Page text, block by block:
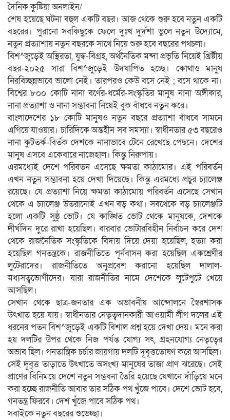
দৈনিক কুষ্টিয়া অনলাইন/
শেষ হয়েছে ঘটনা বহুল একটি বছর। আজ থেকে শুরু হবে নতুন একটি
বছরের। পুরানো সবকিছুকে ফেলে দুঃখ দুর্দশা ভুলে নতুন উদ্যোমে,
নতুন প্রত্যাশায় নতুন বছরকে সাথে নিয়ে শুরু হবে বছরের পথচলা।
বিশ^জুড়েই অস্থিরতা, যুদ্ধ-বিগ্রহ, অর্থনৈতিক মন্দা প্রভৃতি নিয়েই খ্রিষ্টীয়
বছর-২০২৫ সারা বিশ^জুড়েই উদযাপিত হচ্ছে। কোথাও মানুষ
নিরবিচ্ছন্নভাবে ভালো নেই। তারপরও কেউ বসে নেই ; বসে থাকে না।
বিশ্বের ৮০০ কোটি নানা বর্ণের-ধর্মের-সংস্কৃতির মানুষ নানা অঙ্গীকার,
নানা প্রত্যাশা ও নানা সম্ভাবনা নিয়েই বুক বাঁধবে নতুন করে।
বাংলাদেশের ১৮ কোটি মানুষও নতুন বছরে প্রত্যাশা বাঁধবে সামনে
এগিয়ে যাওয়ার। চারিদিকে অন্তহীন সব সমস্যা। স্বাধীনতার ৫৩ বছরেও
নানা কুটতর্ক-বির্তক দেশকে নানাভাবে টেনে রেখেছে পেছনে। দেশের
মানুষ এসবে একেবারে নাজেহাল। কিন্তু নিরুপায়।
এরমধ্যেই দেশে পরিবতন এসেছে ক্ষমতা কাঠামোর। এই পরিবর্তন
এখন নতুন সম্ভাবনা হয়ে দেখা দিয়েছে। কিন্তু এরমধ্যে প্রচুর চ্যালেঞ্জ
রয়েছে। যে প্রত্যাশা নিয়ে ক্ষমতা কাঠামোয় পরিবর্তন এসেছে সেখান
থেকে এ চ্যালেঞ্জ উতরানোই এখন বড় কথা। সবথেকে বড় চ্যালেঞ্জটি
হলো একটি সুষ্ঠু ভোট। যে কাঙ্খিত ভোট থেকে মানুষকে, দেশকে
দীর্ঘদিন দুরে রাখা হয়েছিল। বারবার ভোটারবিহীন নির্বাচন করে দেশ
থেকে রাজনৈতিক সংস্কৃতিকে বিদায় দিয়ে দেয়া হয়েছিল, হত্যা করা
হয়েছিল গনতন্ত্রকে। রাজনীতিতে পূর্নবাসন করা হয়েছিল একশ্রেণীর
লুটেরাদের। রাজনীতিতে অনুপ্রবেশ করানো হয়েছিল দালাল-
মধ্যসত্বভোগীদের। যারা রাজনীতির নামে দেশেকে লুটেপুটে খেয়ে
আসছিল।
সেখান থেকে ছাত্র-জনতার এক অভাবনীয় আন্দোলনে স্বৈরশাসক
উৎখাত হয়ে যায়। স্বাধীনতার নেতৃত্বদানকারী আওয়ামী লীগ দলের এই
ধরনের পতন বিশ^জুড়েই একটি বিশাল প্রশ্ন হয়ে দেখা দেয়। মনে করা
হয় দলটির উপর থেকে নিজ পর্যন্ত যোগ্য সৎ, গ্রহনযোগ্য নেতৃত্বের
অভাব ছিল। গনতান্ত্রিক চর্চার জায়গায় দলটি দূবৃত্ততোষণ করে আসছিল।
সেই ‍দূবৃত্ত তাড়াতে উৎখাতে অসংখ্য মানুষের তাজা প্রাণ ঝরেছে। সেই
প্রাণের বিনিময়ে দেশে নতুন সম্ভবনা তৈরি হয়েছে যেখানে দাঁড়িয়ে মনে
করা হচ্ছে রাজনীতি আবার তার সঠিক পথ খুঁজে পাবে। দেশে ভোট হবে,
গনতন্ত্র ফিরবে। দেশ খুঁজে পাবে সঠিক পথ।
সবাইকে নতুন বছরের শুভেচ্ছা।